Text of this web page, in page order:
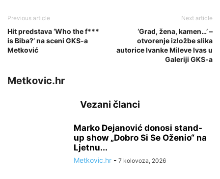
Previous article
Hit predstava ‘Who the f***
is Biba?’ na sceni GKS-a
Metković
Next article
‘Grad, žena, kamen…’ –
otvorenje izložbe slika
autorice Ivanke Mileve Ivas u
Galeriji GKS-a
Metkovic.hr
Vezani članci
Marko Dejanović donosi stand-
up show „Dobro Si Se Oženio“ na
Ljetnu...
Metkovic.hr - 7 kolovoza, 2026